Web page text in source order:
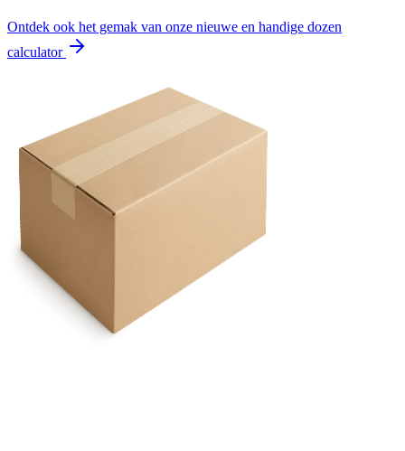
Ontdek ook het gemak van onze nieuwe en handige dozen
calculator